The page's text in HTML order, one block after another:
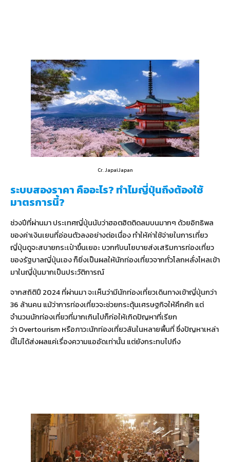
Cr. JapaiJapan
ระบบสองราคา คืออะไร? ทำไมญี่ปุ่นถึงต้องใช้
มาตรการนี้?
ช่วงปีที่ผ่านมา ประเทศญี่ปุ่นนับว่าฮอตฮิตติดลมบนมากๆ ด้วยอิทธิพล
ของค่าเงินเยนที่อ่อนตัวลงอย่างต่อเนื่อง ทำให้ค่าใช้จ่ายในการเที่ยว
ญี่ปุ่นดูจะสบายกระเป๋าขึ้นเยอะ บวกกับนโยบายส่งเสริมการท่องเที่ยว
ของรัฐบาลญี่ปุ่นเอง ก็ยิ่งเป็นผลให้นักท่องเที่ยวจากทั่วโลกหลั่งไหลเข้า
มาในญี่ปุ่นมากเป็นประวัติการณ์
จากสถิติปี 2024 ที่ผ่านมา จะเห็นว่ามีนักท่องเที่ยวเดินทางเข้าญี่ปุ่นกว่า
36 ล้านคน แม้ว่าการท่องเที่ยวจะช่วยกระตุ้นเศรษฐกิจให้คึกคัก แต่
จำนวนนักท่องเที่ยวที่มากเกินไปก็ก่อให้เกิดปัญหาที่เรียก
ว่า Overtourism หรือภาวะนักท่องเที่ยวล้นในหลายพื้นที่ ซึ่งปัญหาเหล่า
นี้ไม่ได้ส่งผลแค่เรื่องความแออัดเท่านั้น แต่ยังกระทบไปถึง